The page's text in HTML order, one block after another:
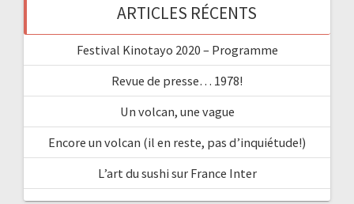
ARTICLES RÉCENTS
Festival Kinotayo 2020 – Programme
Revue de presse… 1978!
Un volcan, une vague
Encore un volcan (il en reste, pas d’inquiétude!)
L’art du sushi sur France Inter